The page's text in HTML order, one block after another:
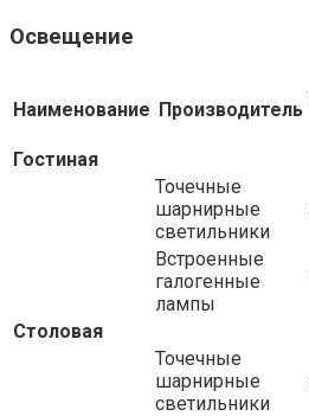
Освещение
Наименование Производитель
Гостиная
Точечные
шарнирные
светильники
Встроенные
галогенные
лампы
Столовая
Точечные
шарнирные
светильники